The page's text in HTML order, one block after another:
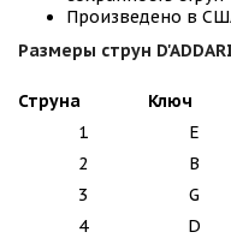
Произведено в
Размеры струн
Струна Ключ
1
E
2
B
3
G
4
D